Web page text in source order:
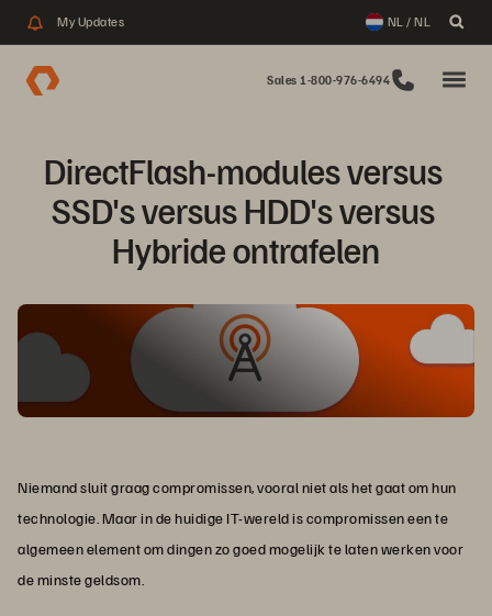
My Updates NL / NL
Sales 1-800-976-6494
DirectFlash-modules versus
SSD's versus HDD's versus
Hybride ontrafelen
Niemand sluit graag compromissen, vooral niet als het gaat om hun
technologie. Maar in de huidige IT-wereld is compromissen een te
algemeen element om dingen zo goed mogelijk te laten werken voor
de minste geldsom.